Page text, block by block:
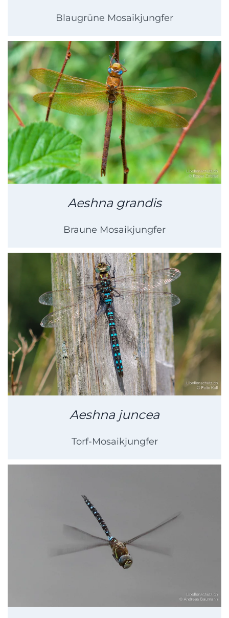
Blaugrüne Mosaikjungfer
Aeshna grandis
Braune Mosaikjungfer
Aeshna juncea
Torf-Mosaikjungfer